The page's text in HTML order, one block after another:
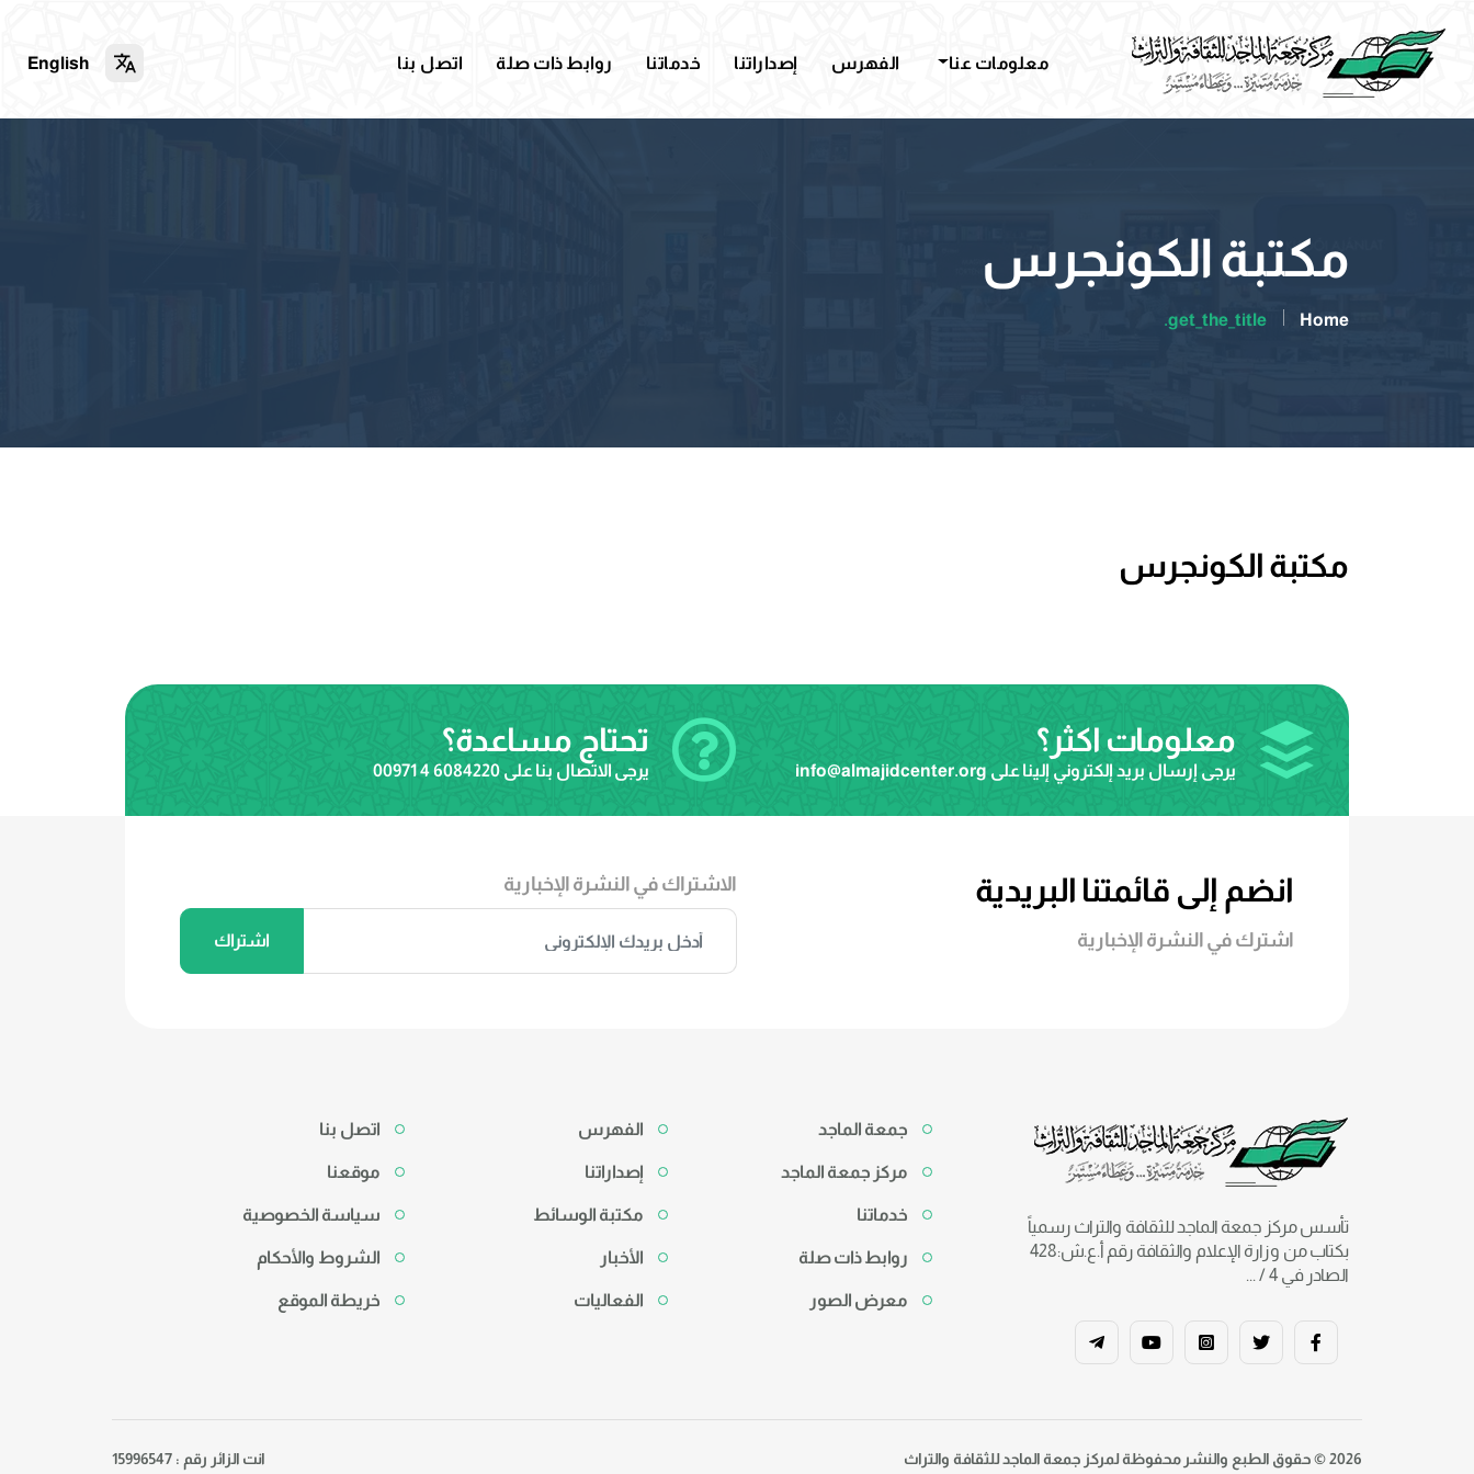
معلومات عنا الفهرس إصداراتنا خدماتنا روابط ذات صلة اتصل بنا English
مكتبة الكونجرس
Home
get_the_title.
مكتبة الكونجرس
معلومات اكثر؟
يرجى إرسال بريد إلكتروني إلينا على info@almajidcenter.org
تحتاج مساعدة؟
يرجى الاتصال بنا على 00971 4 6084220
انضم إلى قائمتنا البريدية
اشترك في النشرة الإخبارية
الاشتراك في النشرة الإخبارية
تأسس مركز جمعة الماجد للثقافة والتراث رسمياً
بكتاب من وزارة الإعلام والثقافة رقم أ.ع.ش:428
الصادر في 4 / ...
جمعة الماجد
مركز جمعة الماجد
خدماتنا
روابط ذات صلة
معرض الصور
الفهرس
إصداراتنا
مكتبة الوسائط
الأخبار
الفعاليات
اتصل بنا
موقعنا
سياسة الخصوصية
الشروط والأحكام
خريطة الموقع
2026 © حقوق الطبع والنشر محفوظة لمركز جمعة الماجد للثقافة والتراث انت الزائر رقم : 15996547